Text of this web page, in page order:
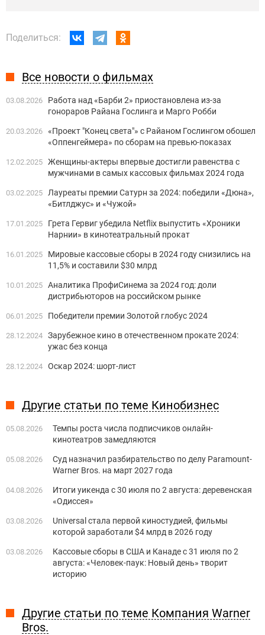
Поделиться:
Все новости о фильмах
03.08.2026
Работа над «Барби 2» приостановлена из-за
гонораров Райана Гослинга и Марго Робби
20.03.2026 «Проект "Конец света"» с Райаном Гослингом обошел
«Оппенгеймера» по сборам на превью-показах
12.02.2025 Женщины-актеры впервые достигли равенства с
мужчинами в самых кассовых фильмах 2024 года
03.02.2025
Лауреаты премии Сатурн за 2024: победили «Дюна»,
«Битлджус» и «Чужой»
17.01.2025
Грета Гервиг убедила Netflix выпустить «Хроники
Нарнии» в кинотеатральный прокат
16.01.2025
Мировые кассовые сборы в 2024 году снизились на
11,5% и составили $30 млрд
10.01.2025 Аналитика ПрофиСинема за 2024 год: доли
дистрибьюторов на российском рынке
06.01.2025 Победители премии Золотой глобус 2024
28.12.2024 Зарубежное кино в отечественном прокате 2024:
ужас без конца
28.12.2024 Оскар 2024: шорт-лист
Другие статьи по теме Кинобизнес
05.08.2026
Темпы роста числа подписчиков онлайн-
кинотеатров замедляются
05.08.2026
Суд назначил разбирательство по делу Paramount-
Warner Bros. на март 2027 года
04.08.2026
Итоги уикенда с 30 июля по 2 августа: деревенская
«Одиссея»
03.08.2026
Universal стала первой киностудией, фильмы
которой заработали $4 млрд в 2026 году
03.08.2026
Кассовые сборы в США и Канаде с 31 июля по 2
августа: «Человек-паук: Новый день» творит
историю
Другие статьи по теме Компания Warner
Bros.